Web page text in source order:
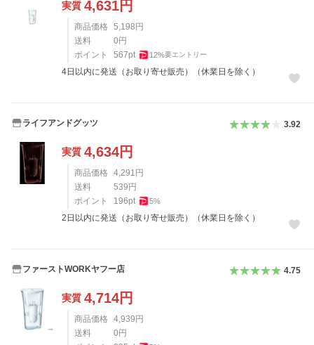
実質 4,631円
商品価格 5,198 円
送料
0 円
ポイント
567pt 12%要エントリー
4日以内に発送（お取り寄せ販売）（休業日を除く）
ライフアンドグッツ 3.92
実質 4,634円
商品価格 4,291 円
送料
539 円
ポイント
196pt 5%
2日以内に発送（お取り寄せ販売）（休業日を除く）
ファーストWORKヤフー店 4.75
実質 4,714円
商品価格 4,939 円
送料
0 円